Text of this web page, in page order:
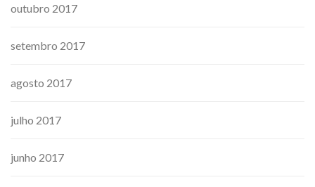
outubro 2017
setembro 2017
agosto 2017
julho 2017
junho 2017